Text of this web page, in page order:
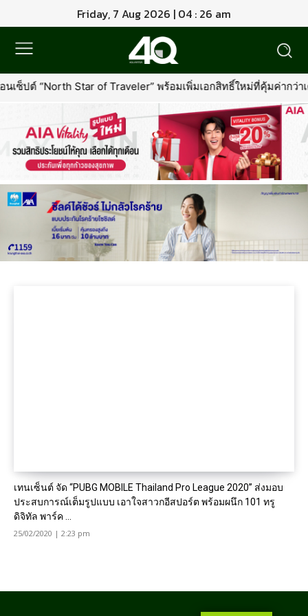
Friday, 7 Aug 2026 | 04 : 26 am
ปต์ “North Star of Traveler” พร้อมเพิ่มเอกสิทธิ์ใหม่ที่คุ้มค่ากว่าเ
เทนเซ็นต์ จัด “PUBG MOBILE Thailand Pro League 2020” ส่งมอบ
ประสบการณ์เต็มรูปแบบ เอาใจสาวกอีสปอร์ต พร้อมผนึก 101 ทรู
ดิจิทัล พาร์ค ...
25/02/2020 | 2:23 pm